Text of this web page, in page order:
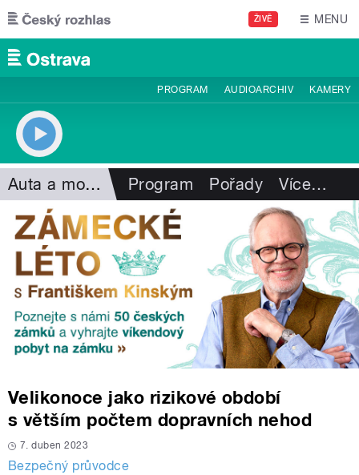
Přejít k hlavnímu obsahu
ŽIVĚ MENU
PROGRAM AUDIOARCHIV KAMERY
Auta a motorismus Program Pořady Více…
Velikonoce jako rizikové období
s větším počtem dopravních nehod
7. duben 2023
Bezpečný průvodce